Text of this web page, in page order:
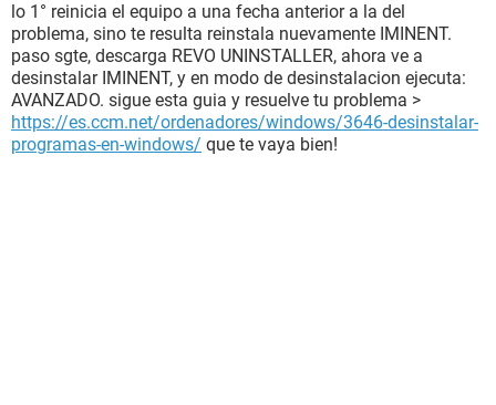
lo 1° reinicia el equipo a una fecha anterior a la del
problema, sino te resulta reinstala nuevamente IMINENT.
paso sgte, descarga REVO UNINSTALLER, ahora ve a
desinstalar IMINENT, y en modo de desinstalacion ejecuta:
AVANZADO. sigue esta guia y resuelve tu problema >
https://es.ccm.net/ordenadores/windows/3646-desinstalar-
programas-en-windows/ que te vaya bien!